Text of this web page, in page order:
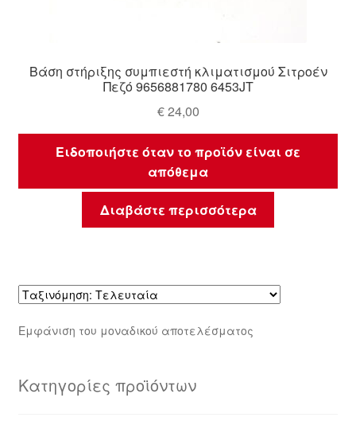
Βάση στήριξης συμπιεστή κλιματισμού Σιτροέν
Πεζό 9656881780 6453JT
€24,00
Ειδοποιήστε όταν το προϊόν είναι σε
απόθεμα
Διαβάστε περισσότερα
Εμφάνιση του μοναδικού αποτελέσματος
Κατηγορίες προϊόντων